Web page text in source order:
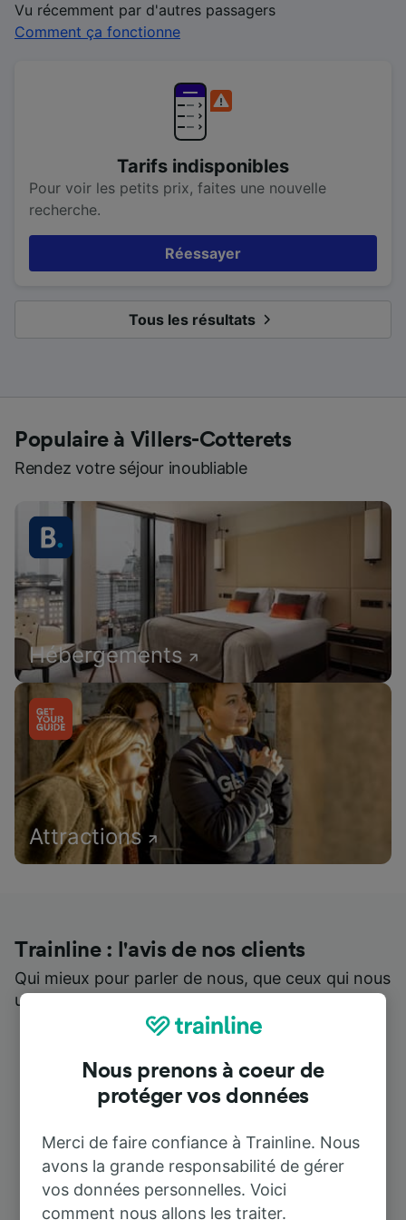
Vu récemment par d'autres passagers
Comment ça fonctionne
Tarifs indisponibles
Pour voir les petits prix, faites une nouvelle
recherche.
Réessayer
Tous les résultats
Populaire à Villers-Cotterets
Rendez votre séjour inoubliable
Hébergements
Attractions
Trainline : l'avis de nos clients
Qui mieux pour parler de nous, que ceux qui nous
utilisent ?
Nous prenons à coeur de
protéger vos données
Merci de faire confiance à Trainline. Nous
avons la grande responsabilité de gérer
vos données personnelles. Voici
comment nous allons les traiter.